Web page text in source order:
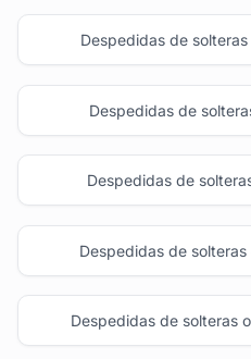
Despedidas de
Despedidas de
Despedidas de
Despedidas de
Despedidas de solteras